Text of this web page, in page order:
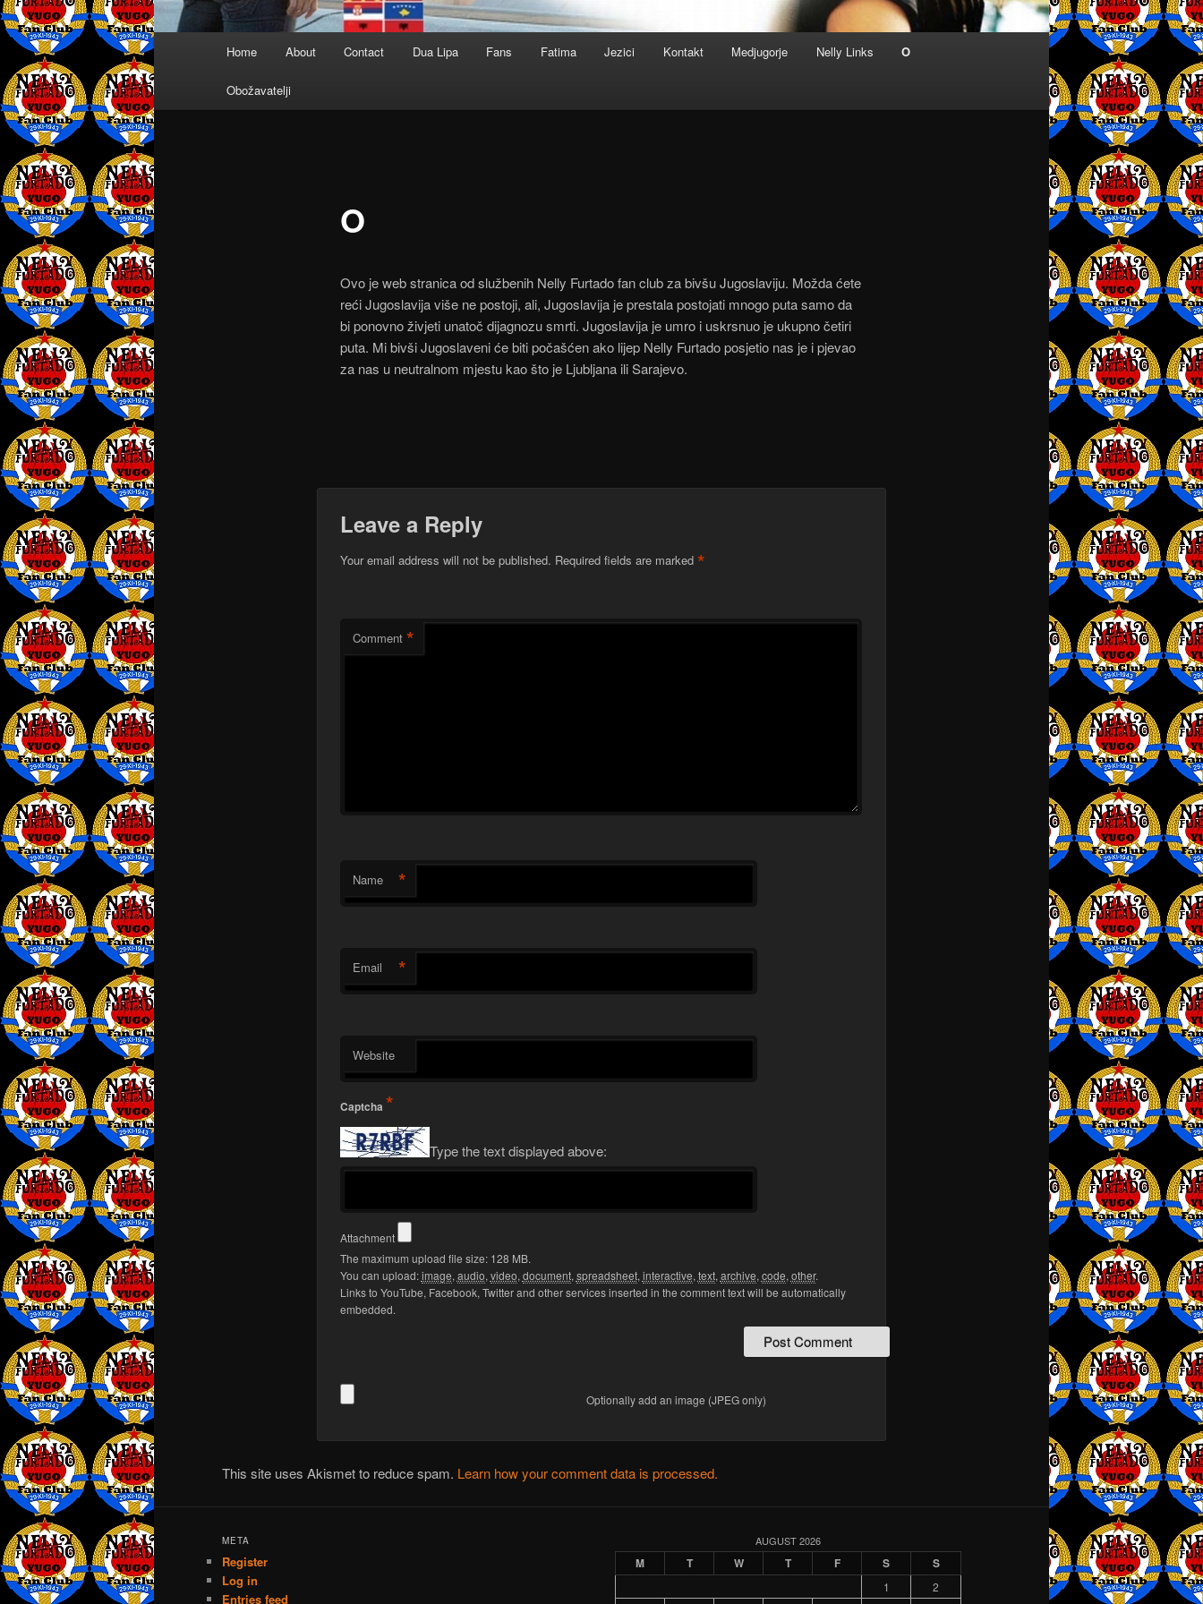
Home About Contact Dua Lipa Fans Fatima Jezici Kontakt Medjugorje Nelly Links O
Obožavatelji
O
Ovo je web stranica od službenih Nelly Furtado fan club za bivšu Jugoslaviju. Možda ćete
reći Jugoslavija više ne postoji, ali, Jugoslavija je prestala postojati mnogo puta samo da
bi ponovno živjeti unatoč dijagnozu smrti. Jugoslavija je umro i uskrsnuo je ukupno četiri
puta. Mi bivši Jugoslaveni će biti počašćen ako lijep Nelly Furtado posjetio nas je i pjevao
za nas u neutralnom mjestu kao što je Ljubljana ili Sarajevo.
Leave a Reply
Your email address will not be published. Required fields are marked *
Comment *
Name *
Email *
Website
Captcha *
Type the text displayed above:
Attachment
The maximum upload file size: 128 MB.
You can upload:image, audio, video, document, spreadsheet, interactive, text, archive, code, other.
Links to YouTube, Facebook, Twitter and other services inserted in the comment text will be automatically
embedded.
Optionally add an image (JPEG only)
This site uses Akismet to reduce spam. Learn how your comment data is processed.
META
Register
Log in
Entries feed
AUGUST 2026
M T W T F S S
1
2